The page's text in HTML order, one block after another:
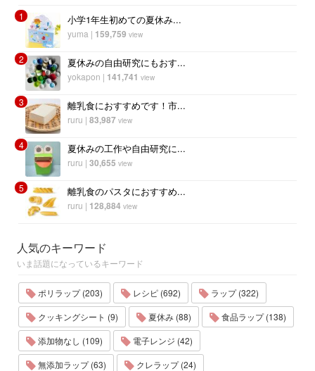
1
小学1年生初めての夏休み...
yuma | 159,759 view
2 夏休みの自由研究にもおす...
yokapon | 141,741 view
3 離乳食におすすめです！市...
ruru | 83,987 view
4 夏休みの工作や自由研究に...
ruru | 30,655 view
5 離乳食のパスタにおすすめ...
ruru | 128,884 view
人気のキーワード
いま話題になっているキーワード
ポリラップ (203) レシピ (692)
ラップ (322)
クッキングシート (9)
夏休み (88)
食品ラップ (138)
添加物なし (109)
電子レンジ (42)
無添加ラップ (63)
クレラップ (24)